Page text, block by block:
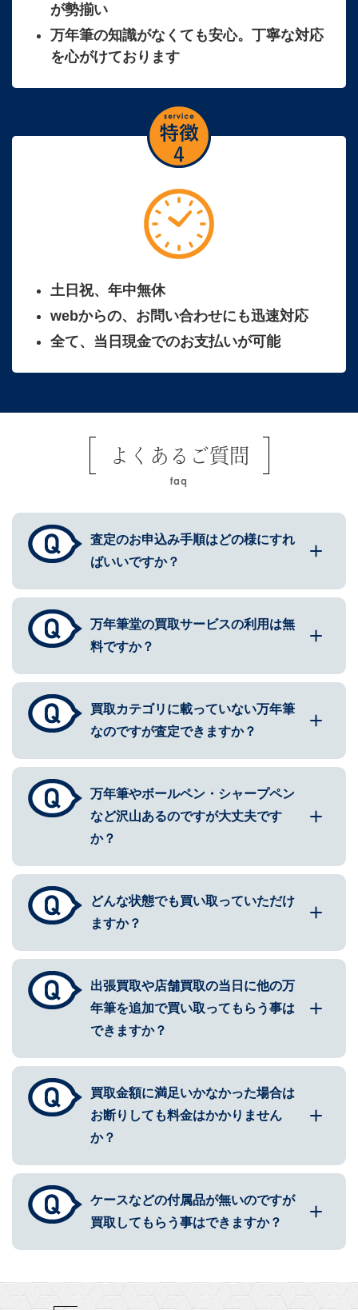
が勢揃い
万年筆の知識がなくても安心。丁寧な対応
を心がけております
土日祝、年中無休
webからの、お問い合わせにも迅速対応
全て、当日現金でのお支払いが可能
よくあるご質問
faq
査定のお申込み手順はどの様にすれ
ばいいですか？
万年筆堂の買取サービスの利用は無
料ですか？
買取カテゴリに載っていない万年筆
なのですが査定できますか？
万年筆やボールペン・シャープペン
など沢山あるのですが大丈夫です
か？
どんな状態でも買い取っていただけ
ますか？
出張買取や店舗買取の当日に他の万
年筆を追加で買い取ってもらう事は
できますか？
買取金額に満足いかなかった場合は
お断りしても料金はかかりません
か？
ケースなどの付属品が無いのですが
買取してもらう事はできますか？